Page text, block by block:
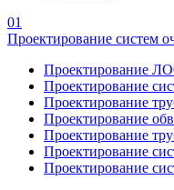
01
Проектирование систем
Проектирование
Проектирование
Проектирование
Проектирование
Проектирование
Проектирование
Проектирование